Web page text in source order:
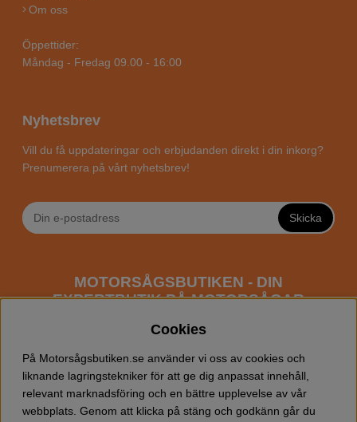
Om oss
Öppettider:
Måndag - Fredag 09.00 - 16:00
Nyhetsbrev
Vill du få uppdateringar och erbjudanden direkt i din inkorg?
Prenumerera på vårt nyhetsbrev!
Skicka
MOTORSÅGSBUTIKEN - DIN
EXPERTBUTIK PÅ MOTORSÅGAR
fokus mot entusiaster och professionella användare av
motorsågar. Vi erbjuder ett brett sortiment av
Husqvarna motorsågarsamt alla tänkbaratillbehör
du kan behöva vid trädfällning, gallring och allmän
Cookies
På Motorsågsbutiken.se använder vi oss av cookies och
liknande lagringstekniker för att ge dig anpassat innehåll,
relevant marknadsföring och en bättre upplevelse av vår
webbplats. Genom att klicka på stäng och godkänn går du